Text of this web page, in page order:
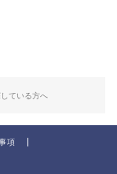
ている方へ
項